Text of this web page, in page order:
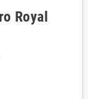
Royal